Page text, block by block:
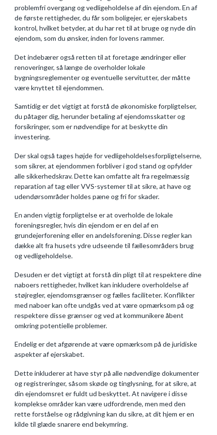
problemfri overgang og vedligeholdelse af din ejendom. En af
de første rettigheder, du får som boligejer, er ejerskabets
kontrol, hvilket betyder, at du har ret til at bruge og nyde din
ejendom, som du ønsker, inden for lovens rammer.
Det indebærer også retten til at foretage ændringer eller
renoveringer, så længe de overholder lokale
bygningsreglementer og eventuelle servitutter, der måtte
være knyttet til ejendommen.
Samtidig er det vigtigt at forstå de økonomiske forpligtelser,
du påtager dig, herunder betaling af ejendomsskatter og
forsikringer, som er nødvendige for at beskytte din
investering.
Der skal også tages højde for vedligeholdelsesforpligtelserne,
som sikrer, at ejendommen forbliver i god stand og opfylder
alle sikkerhedskrav. Dette kan omfatte alt fra regelmæssig
reparation af tag eller VVS-systemer til at sikre, at have og
udendørsområder holdes pæne og fri for skader.
En anden vigtig forpligtelse er at overholde de lokale
foreningsregler, hvis din ejendom er en del af en
grundejerforening eller en andelsforening. Disse regler kan
dække alt fra husets ydre udseende til fællesområders brug
og vedligeholdelse.
Desuden er det vigtigt at forstå din pligt til at respektere dine
naboers rettigheder, hvilket kan inkludere overholdelse af
støjregler, ejendomsgrænser og fælles faciliteter. Konflikter
med naboer kan ofte undgås ved at være opmærksom på og
respektere disse grænser og ved at kommunikere åbent
omkring potentielle problemer.
Endelig er det afgørende at være opmærksom på de juridiske
aspekter af ejerskabet.
Dette inkluderer at have styr på alle nødvendige dokumenter
og registreringer, såsom skøde og tinglysning, for at sikre, at
din ejendomsret er fuldt ud beskyttet. At navigere i disse
komplekse områder kan være udfordrende, men med den
rette forståelse og rådgivning kan du sikre, at dit hjem er en
kilde til glæde snarere end bekymring.